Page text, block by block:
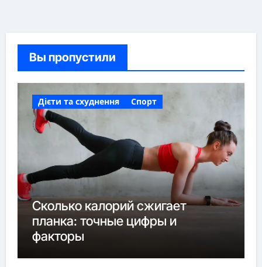
Вы пропустили
Дієти та схуднення Спорт
Сколько калорий сжигает
планка: точные цифры и
факторы